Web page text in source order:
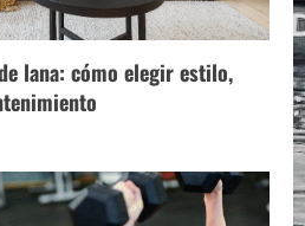
lana: cómo elegir estilo,